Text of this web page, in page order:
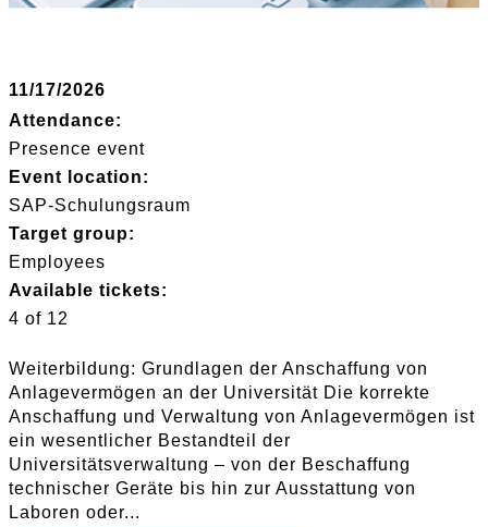
11/17/2026
Attendance:
Presence event
Event location:
SAP-Schulungsraum
Target group:
Employees
Available tickets:
4 of 12
Weiterbildung: Grundlagen der Anschaffung von
Anlagevermögen an der Universität Die korrekte
Anschaffung und Verwaltung von Anlagevermögen ist
ein wesentlicher Bestandteil der
Universitätsverwaltung – von der Beschaffung
technischer Geräte bis hin zur Ausstattung von
Laboren oder...